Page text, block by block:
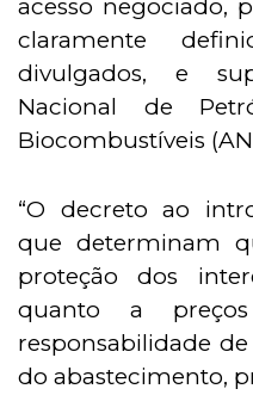
acesso negociado,
claramente
divulgados, e
Nacional de
Biocombustíveis
“O decreto ao
que determinam
proteção dos
quanto a
responsabilidade
do abastecimento,